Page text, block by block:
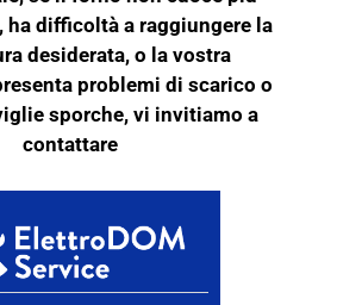
ha difficoltà a raggiungere la
desiderata, o la vostra
problemi di scarico o
sporche, vi invitiamo a
contattare